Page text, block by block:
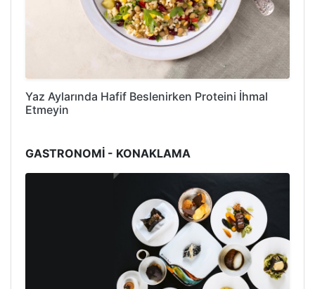
Yaz Aylarında Hafif Beslenirken Proteini İhmal
Etmeyin
GASTRONOMİ - KONAKLAMA